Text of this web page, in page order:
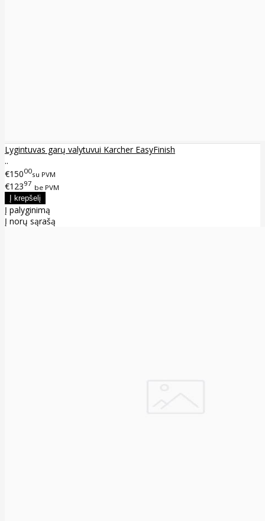
Lygintuvas garų valytuvui Karcher EasyFinish
..
€15000su PVM
€12397 be PVM
Į palyginimą
Į norų sąrašą